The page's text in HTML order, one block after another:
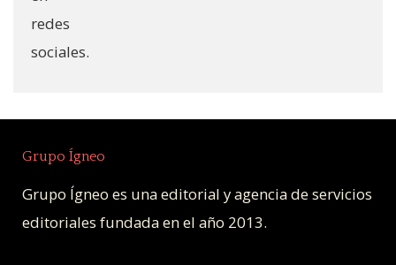
Grupo Ígneo
Grupo Ígneo es una editorial y agencia de servicios
editoriales fundada en el año 2013.